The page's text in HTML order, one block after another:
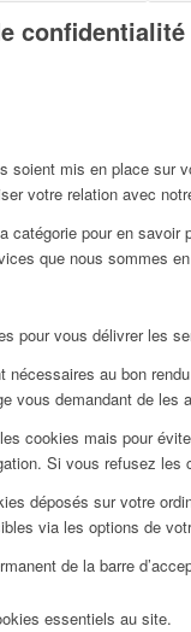
confidentialité
soient mis en place
votre relation avec
catégorie pour en
que nous sommes en
pour vous délivrer les
au bon
vous demandant de
cookies mais pour
Si vous refusez
déposés sur votre
via les options de
de la barre
essentiels au site.